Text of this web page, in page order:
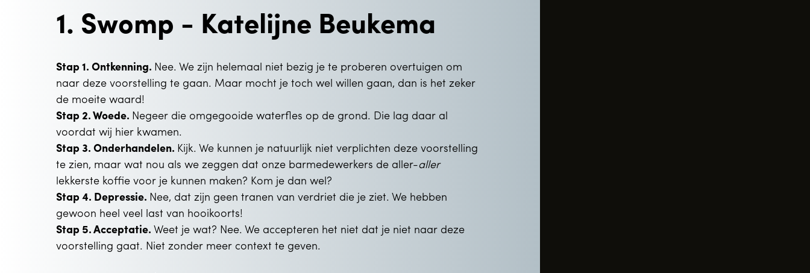
1. Swomp - Katelijne Beukema
Stap 1. Ontkenning. Nee. We zijn helemaal niet bezig je te proberen overtuigen om
naar deze voorstelling te gaan. Maar mocht je toch wel willen gaan, dan is het zeker
de moeite waard!
Stap 2. Woede. Negeer die omgegooide waterfles op de grond. Die lag daar al
voordat wij hier kwamen.
Stap 3. Onderhandelen. Kijk. We kunnen je natuurlijk niet verplichten deze voorstelling
te zien, maar wat nou als we zeggen dat onze barmedewerkers de aller-aller
lekkerste koffie voor je kunnen maken? Kom je dan wel?
Stap 4. Depressie. Nee, dat zijn geen tranen van verdriet die je ziet. We hebben
gewoon heel veel last van hooikoorts!
Stap 5. Acceptatie. Weet je wat? Nee. We accepteren het niet dat je niet naar deze
voorstelling gaat. Niet zonder meer context te geven.